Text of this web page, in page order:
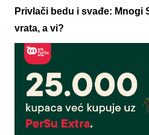
Privlači bedu i svađe: Mnogi
vrata, a vi?